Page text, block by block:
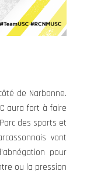
de Narbonne.
aura fort à faire
des sports et
vont
pour
ou la pression